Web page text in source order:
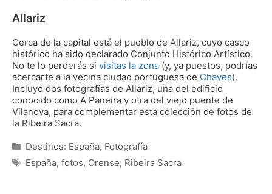
Allariz
Cerca de la capital está el pueblo de Allariz, cuyo casco
histórico ha sido declarado Conjunto Histórico Artístico.
No te lo perderás si visitas la zona (y, ya puestos, podrías
acercarte a la vecina ciudad portuguesa de Chaves).
Incluyo dos fotografías de Allariz, una del edificio
conocido como A Paneira y otra del viejo puente de
Vilanova, para complementar esta colección de fotos de
la Ribeira Sacra.
Categorías
Destinos: España, Fotografía
Etiquetas
España, fotos, Orense, Ribeira Sacra